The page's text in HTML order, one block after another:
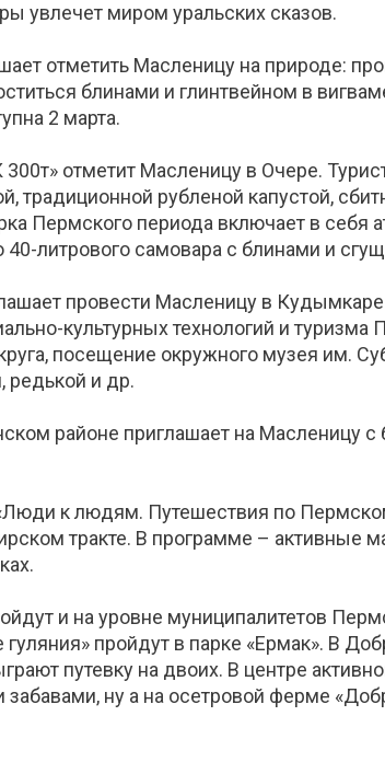
увлечет миром уральских сказов.
отметить Масленицу на природе:
блинами и глинтвейном в
2 марта.
отметит Масленицу в Очере.
традиционной рубленой капустой,
Пермского периода включает в
литрового самовара с блинами и
провести Масленицу в
культурных технологий и
посещение окружного музея им.
редькой и др.
районе приглашает на
к людям. Путешествия по
тракте. В программе – активные
и на уровне муниципалитетов
пройдут в парке «Ермак». В
путевку на двоих. В центре
ну а на осетровой ферме